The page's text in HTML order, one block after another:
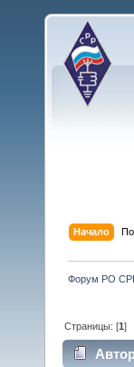
Начало
Форум РО СРР
Страницы: [1]